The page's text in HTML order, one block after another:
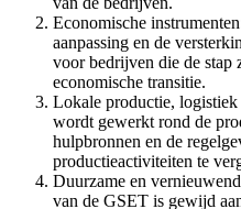
Economische
aanpassing en de
voor bedrijven die de stap
economische transitie.
Lokale productie,
wordt gewerkt rond de
hulpbronnen en de
productieactiviteiten te
Duurzame en
van de GSET is gewijd